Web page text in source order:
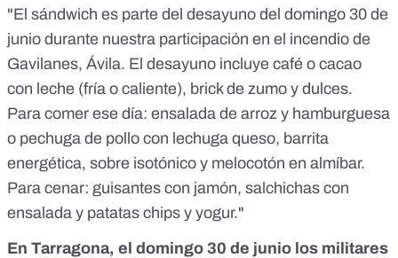
"El sándwich es parte del desayuno del domingo 30 de
junio durante nuestra participación en el incendio de
Gavilanes, Ávila. El desayuno incluye café o cacao
con leche (fría o caliente), brick de zumo y dulces.
Para comer ese día: ensalada de arroz y hamburguesa
o pechuga de pollo con lechuga queso, barrita
energética, sobre isotónico y melocotón en almíbar.
Para cenar: guisantes con jamón, salchichas con
ensalada y patatas chips y yogur."
En Tarragona, el domingo 30 de junio los militares